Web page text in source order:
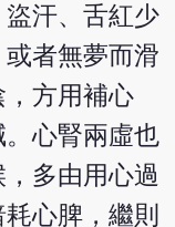
汗、舌紅少
者無夢而滑
方用補心
心腎兩虛也
多由用心過
心脾，繼則